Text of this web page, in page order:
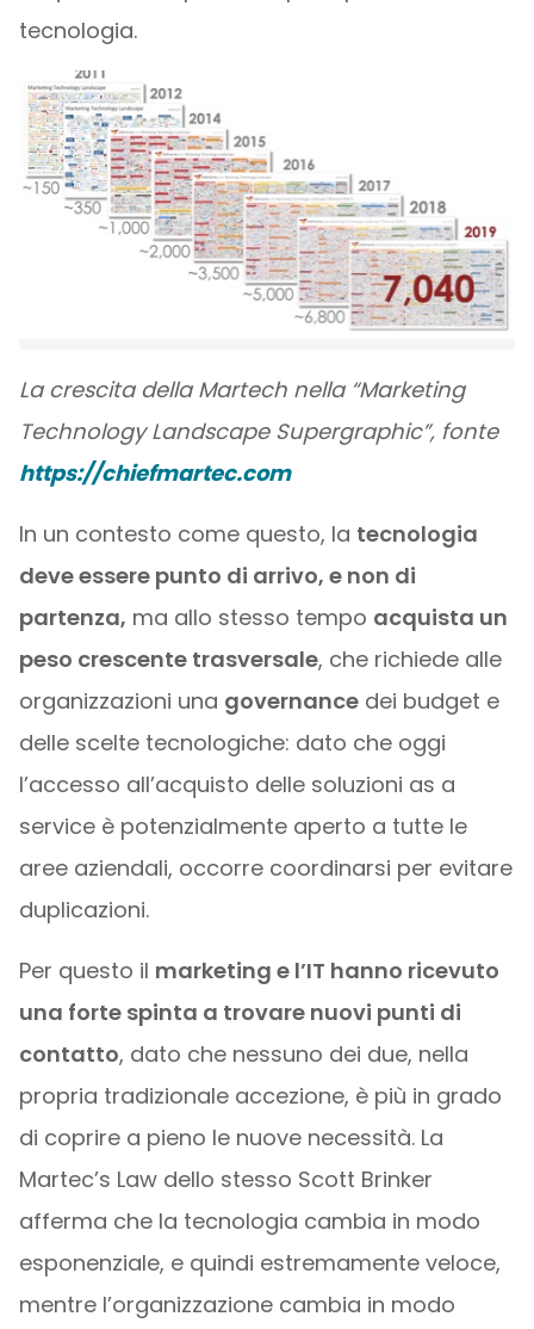
tecnologia.
La crescita della Martech nella “Marketing
Technology Landscape Supergraphic”, fonte
https://chiefmartec.com
In un contesto come questo, la tecnologia
deve essere punto di arrivo, e non di
partenza, ma allo stesso tempo acquista un
peso crescente trasversale, che richiede alle
organizzazioni una governancedei budget e
delle scelte tecnologiche: dato che oggi
l’accesso all’acquisto delle soluzioni as a
service è potenzialmente aperto a tutte le
aree aziendali, occorre coordinarsi per evitare
duplicazioni.
Per questo il marketing e l’IT hanno ricevuto
una forte spinta a trovare nuovi punti di
contatto, dato che nessuno dei due, nella
propria tradizionale accezione, è più in grado
di coprire a pieno le nuove necessità. La
Martec’s Law dello stesso Scott Brinker
afferma che la tecnologia cambia in modo
esponenziale, e quindi estremamente veloce,
mentre l’organizzazione cambia in modo